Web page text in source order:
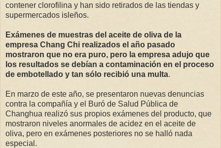
contener clorofilina y han sido retirados de las tiendas y
supermercados isleños.
Exámenes de muestras del aceite de oliva de la
empresa Chang Chi realizados el año pasado
mostraron que no era puro, pero la empresa adujo que
los resultados se debían a contaminación en el proceso
de embotellado y tan sólo recibió una multa.
En marzo de este año, se presentaron nuevas denuncias
contra la compañía y el Buró de Salud Pública de
Changhua realizó sus propios exámenes del producto, que
mostraron niveles anormales de acidez en el aceite de
oliva, pero en exámenes posteriores no se halló nada
especial.